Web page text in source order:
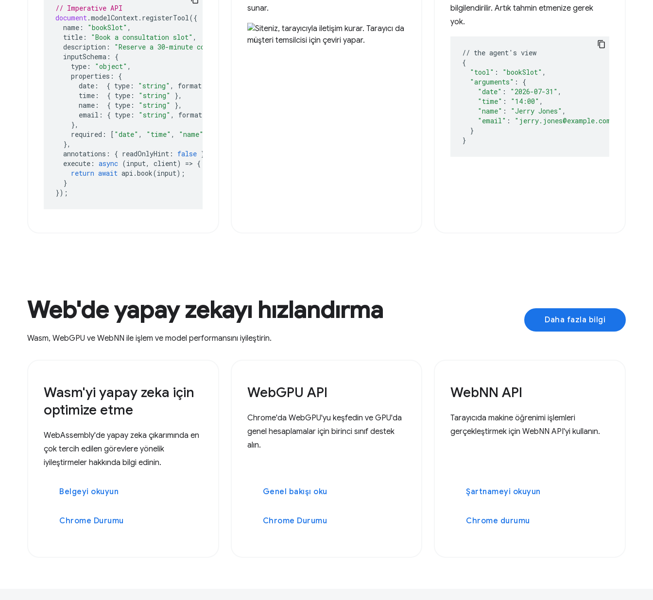
// Imperative API
document .modelContext . registerTool ({
name : "bookSlot" ,
title : "Book a consultation slot" ,
description : "Reserve a 30-minute consultation."
inputSchema :
{
type : "object" ,
properties :
{
date : { type : "string" , format
time : { type : "string"
},
name : { type : "string"
},
email : { type : "string" , format
},
required : [ "date" , "time" , "name"
},
annotations : { readOnlyHint : false },
execute : async (input, client) => {
return await api .book(input);
}
});
sunar.
bilgilendirilir. Artık tahmin etmenize gerek
yok.
// the agent ' s
{
"tool" : "bookSlot"
"arguments" :
{
"date" : "2026-07-31"
"time" : "14:00"
"name" : "Jerry Jones"
"email" :
"jerry.jones@example.com"
}
}
Web'de yapay zekayı hızlandırma
Wasm, WebGPU ve WebNN ile işlem ve model performansını iyileştirin.
Daha fazla bilgi
Wasm'yi yapay zeka için
optimize etme
WebAssembly'de yapay zeka çıkarımında en
çok tercih edilen görevlere yönelik
iyileştirmeler hakkında bilgi edinin.
Belgeyi okuyun
Chrome Durumu
WebGPU API
Chrome'da WebGPU'yu keşfedin ve GPU'da
genel hesaplamalar için birinci sınıf destek
alın.
Genel bakışı oku
Chrome Durumu
WebNN API
Tarayıcıda makine öğrenimi işlemleri
gerçekleştirmek için WebNN API'yi kullanın.
Şartnameyi okuyun
Chrome durumu